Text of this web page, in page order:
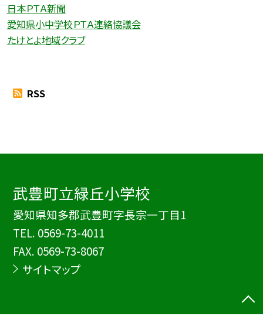
日本ＰＴＡ新聞
愛知県小中学校ＰＴＡ連絡協議会
たけとよ地域クラブ
RSS
武豊町立緑丘小学校
愛知県知多郡武豊町字長宗一丁目1
TEL. 0569-73-4011
FAX. 0569-73-8067
サイトマップ